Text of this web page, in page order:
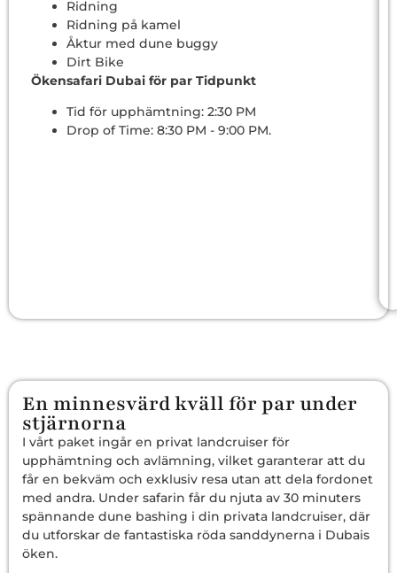
Ridning
Ridning på kamel
Åktur med dune buggy
Dirt Bike
Ökensafari Dubai för par Tidpunkt
Tid för upphämtning: 2:30 PM
Drop of Time: 8:30 PM - 9:00 PM.
En minnesvärd kväll för par under
stjärnorna
I vårt paket ingår en privat landcruiser för
upphämtning och avlämning, vilket garanterar att du
får en bekväm och exklusiv resa utan att dela fordonet
med andra. Under safarin får du njuta av 30 minuters
spännande dune bashing i din privata landcruiser, där
du utforskar de fantastiska röda sanddynerna i Dubais
öken.